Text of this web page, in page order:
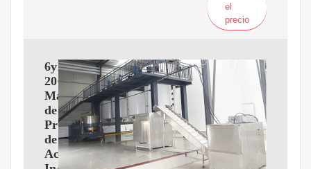
el
precio
6yl-
200
Máquina
de
Prensa
de
Aceite